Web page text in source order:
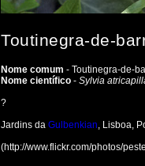
Toutinegra-de-
Nome comum - Toutinegra-de-
Nome científico - Sylvia
?
Jardins da Gulbenkian, Lisboa,
(http://www.flickr.com/photos/